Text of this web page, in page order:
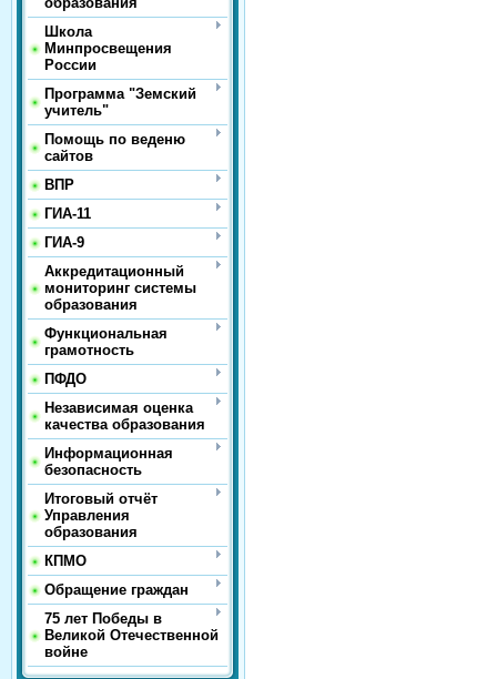
Школа
Минпросвещения
России
Программа "Земский
учитель"
Помощь по веденю
сайтов
ВПР
ГИА-11
ГИА-9
Аккредитационный
мониторинг системы
образования
Функциональная
грамотность
ПФДО
Независимая оценка
качества образования
Информационная
безопасность
Итоговый отчёт
Управления
образования
КПМО
Обращение граждан
75 лет Победы в
Великой Отечественной
войне